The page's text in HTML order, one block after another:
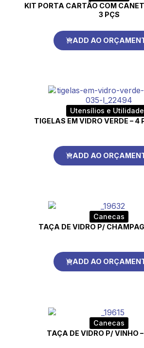
KIT PORTA CARTÃO COM
3 PÇS
ADD AO
Utensílios e
TIGELAS EM VIDRO VERDE – 4
ADD AO
Canecas
TAÇA DE VIDRO P/
ADD AO
Canecas
TAÇA DE VIDRO P/ VINHO